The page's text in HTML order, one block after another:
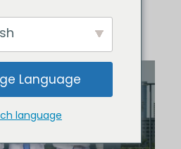
Language
language